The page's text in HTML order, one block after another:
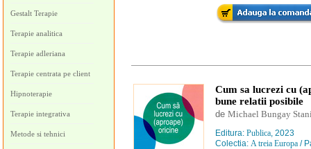
Gestalt Terapie
Terapie analitica
Terapie adleriana
Terapie centrata pe client
Hipnoterapie
Terapie integrativa
Metode si tehnici
Cum sa lucrezi cu
bune relatii posibile
de Michael Bungay
Editura: Publica, 2023
Colectia: A treia Europa /